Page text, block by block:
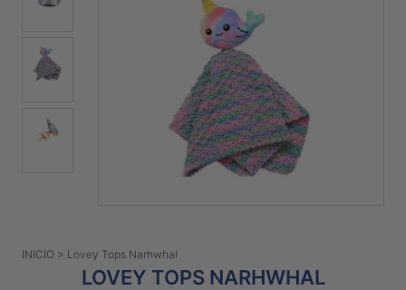
MARCAS
NOVEDADES
Preguntas
INICIO > Lovey Tops Narhwhal
LOVEY TOPS NARHWHAL